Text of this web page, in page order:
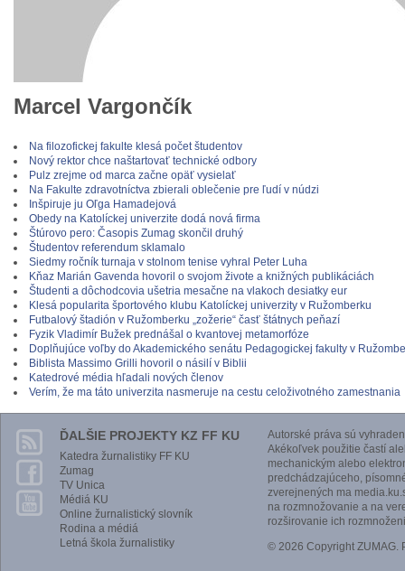
Marcel Vargončík
Na filozofickej fakulte klesá počet študentov
Nový rektor chce naštartovať technické odbory
Pulz zrejme od marca začne opäť vysielať
Na Fakulte zdravotníctva zbierali oblečenie pre ľudí v núdzi
Inšpiruje ju Oľga Hamadejová
Obedy na Katolíckej univerzite dodá nová firma
Štúrovo pero: Časopis Zumag skončil druhý
Študentov referendum sklamalo
Siedmy ročník turnaja v stolnom tenise vyhral Peter Luha
Kňaz Marián Gavenda hovoril o svojom živote a knižných publikáciách
Študenti a dôchodcovia ušetria mesačne na vlakoch desiatky eur
Klesá popularita športového klubu Katolíckej univerzity v Ružomberku
Futbalový štadión v Ružomberku „zožerie“ časť štátnych peňazí
Fyzik Vladimír Bužek prednášal o kvantovej metamorfóze
Doplňujúce voľby do Akademického senátu Pedagogickej fakulty v
Biblista Massimo Grilli hovoril o násilí v Biblii
Katedrové média hľadali nových členov
Verím, že ma táto univerzita nasmeruje na cestu celoživotného zamestnania
ĎALŠIE PROJEKTY KZ FF KU
Katedra žurnalistiky FF KU
Zumag
TV Unica
Médiá KU
Online žurnalistický slovník
Rodina a médiá
Letná škola žurnalistiky
Autorské práva sú
Akékoľvek použitie častí
mechanickým alebo
predchádzajúceho,
zverejnených ma
na rozmnožovanie a na
rozširovanie ich
© 2026 Copyright ZUMAG.